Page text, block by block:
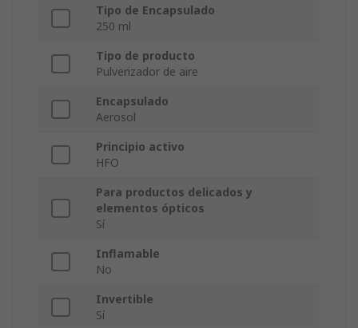
Tipo de Encapsulado
250 ml
Tipo de producto
Pulverizador de aire
Encapsulado
Aerosol
Principio activo
HFO
Para productos delicados y
elementos ópticos
Sí
Inflamable
No
Invertible
Sí